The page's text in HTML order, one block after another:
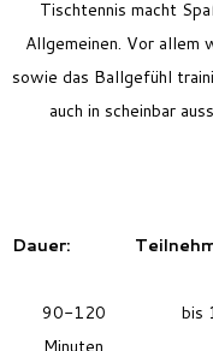
Tischtennis macht
Allgemeinen. Vor allem
sowie das Ballgefühl
auch in scheinbar
Dauer:
90-120
Minuten
bis